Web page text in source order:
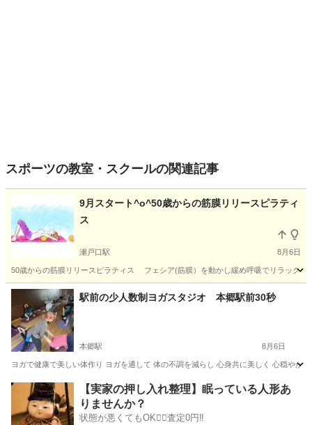
スポーツの教室・スクールの関連記事
9月スタート^o^50歳からの筋膜リリースピラティ
ス
瀬戸口駅 8月6日
50歳からの筋膜リリースピラティス フェシア(筋膜）を動かし緩め呼吸でリラックス
愛知 瀬戸市 瀬戸口駅 その他 ビューティー
駅前の少人数制ヨガスタジオ 本郷駅前30秒
本郷駅 8月6日
ヨガで健康で美しい体作り ヨガを通して 体の不調を減らし 心身共に美しく 心穏やか
愛知 名古屋市 本郷駅 ヨガ 手ぶら
【実家の押し入れ整理】眠っている人形あ
りませんか？
状態が悪くてもOK🙆‍♀️査定0円‼️